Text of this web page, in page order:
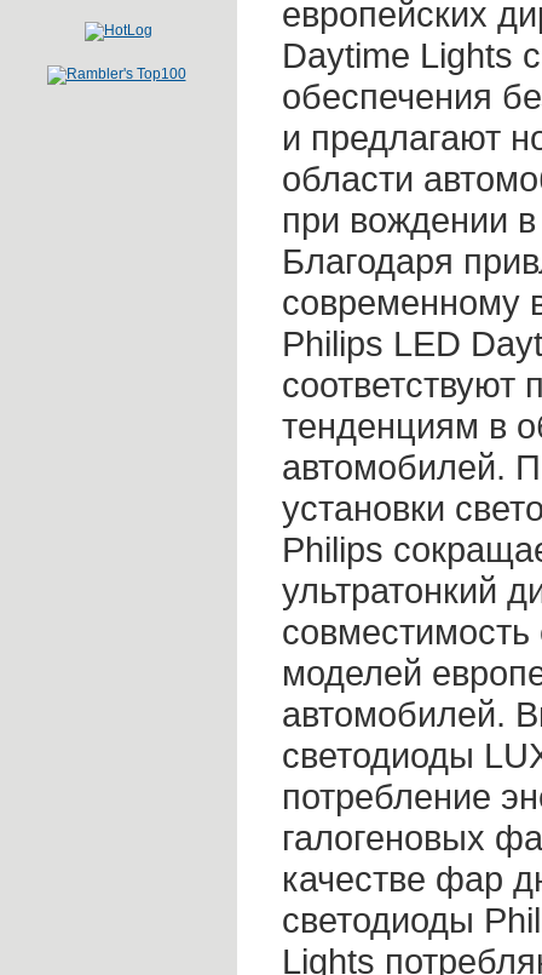
европейских
Daytime Lights
обеспечения
и предлагают
области
при вождении
Благодаря
современному
Philips LED
соответствуют
тенденциям в
автомобилей.
установки
Philips
ультратонкий
моделей
автомобилей.
светодиоды
потребление
галогеновых
качестве фар
светодиоды
Lights